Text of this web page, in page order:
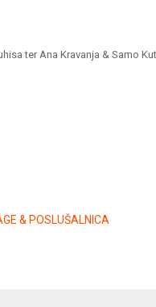
ter Ana Kravanja & Samo
& POSLUŠALNICA